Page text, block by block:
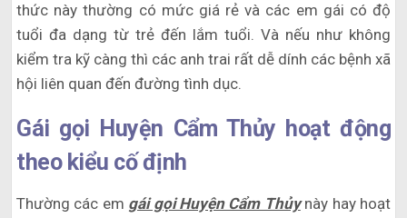
thức này thường có mức giá rẻ và các em gái có độ
tuổi đa dạng từ trẻ đến lắm tuổi. Và nếu như không
kiểm tra kỹ càng thì các anh trai rất dễ dính các bệnh xã
hội liên quan đến đường tình dục.
Gái gọi Huyện Cẩm Thủy hoạt động
theo kiểu cố định
Thường các em gái gọi Huyện Cẩm Thủynày hay hoạt